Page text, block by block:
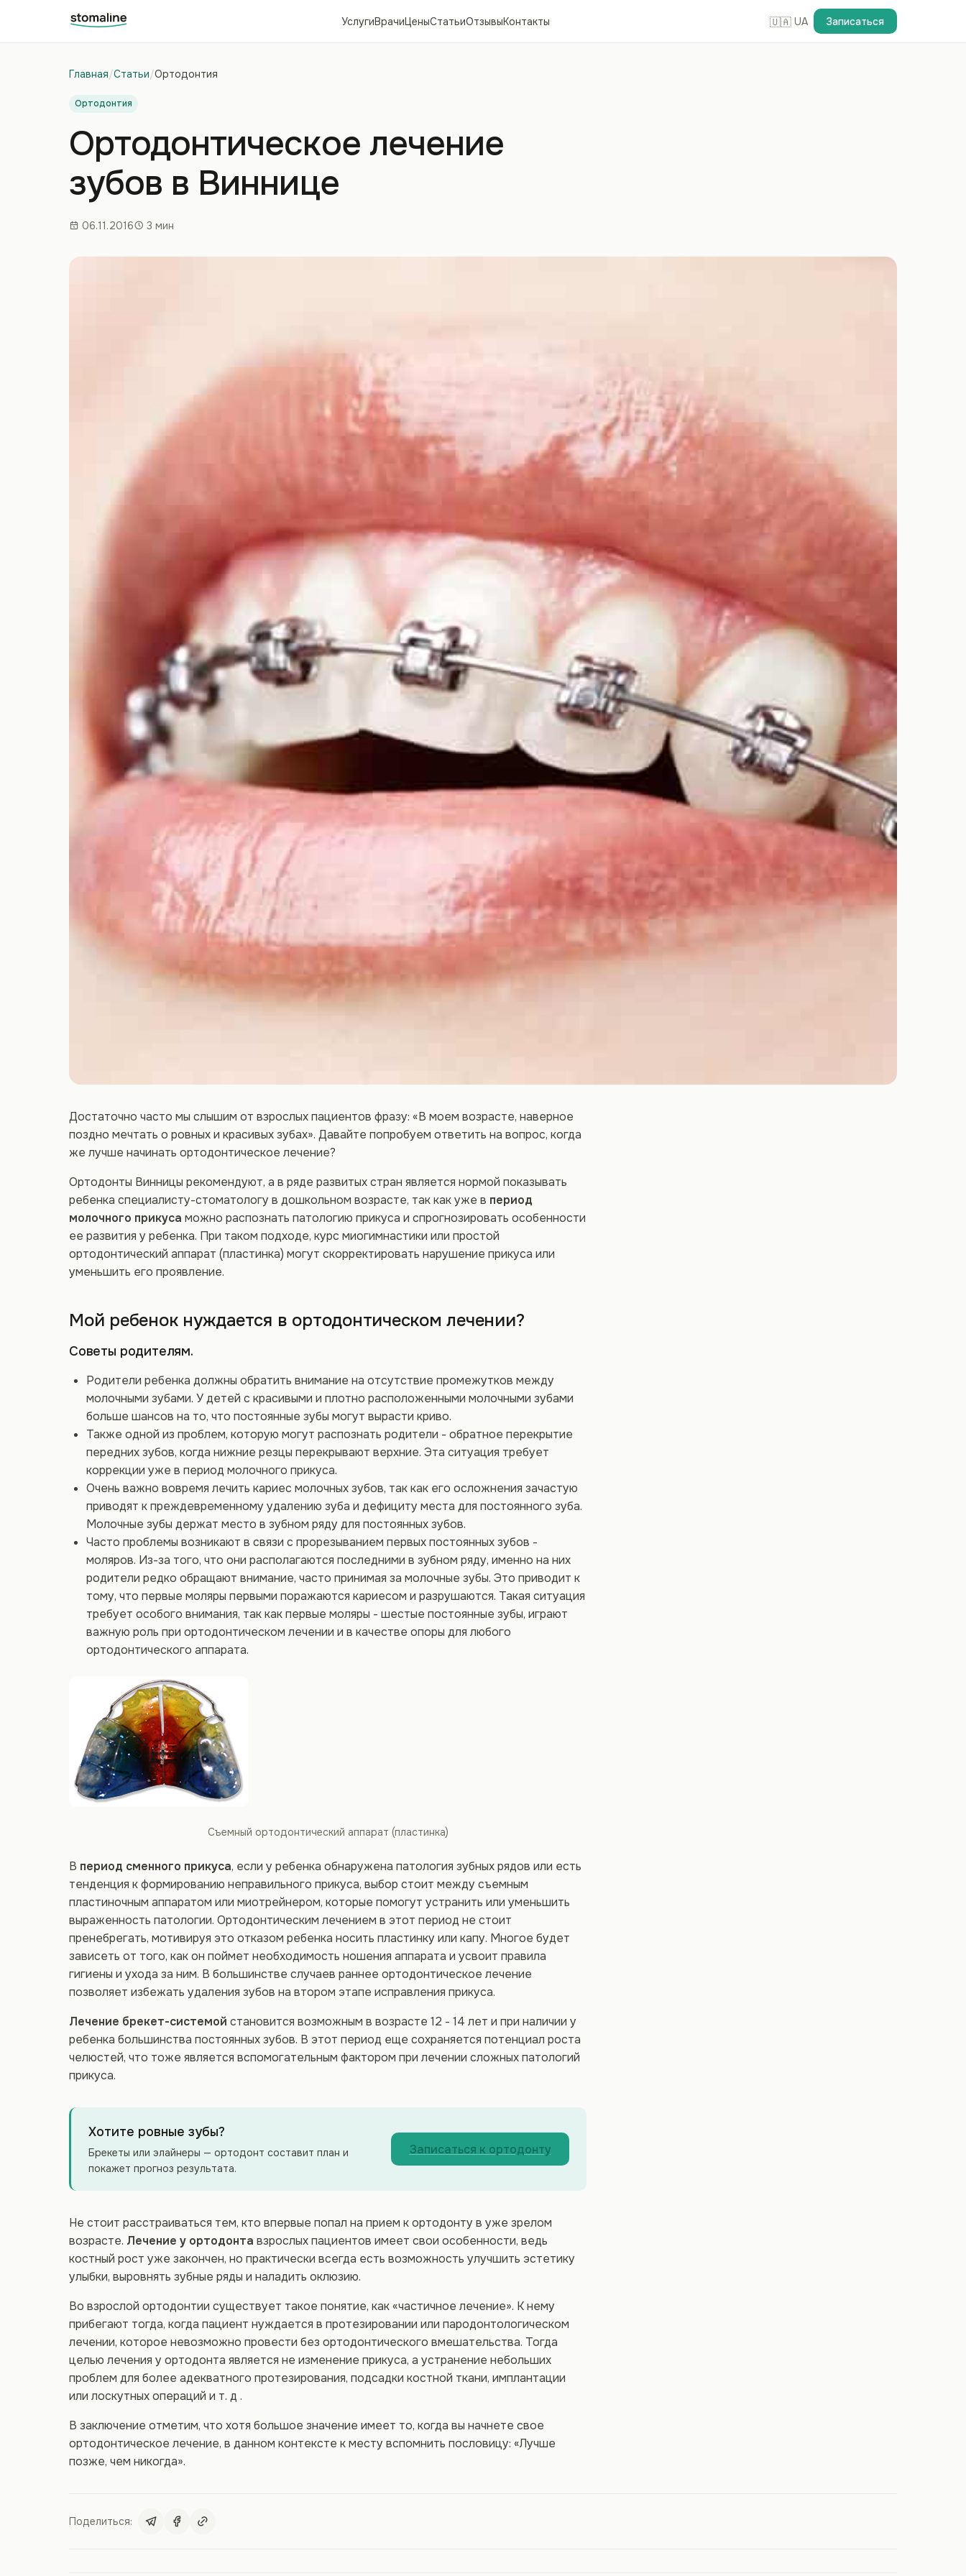
УслугиВрачиЦеныСтатьиОтзывыКонтакты 🇺🇦UA Записаться
Главная/Статьи/Ортодонтия
Ортодонтия
Ортодонтическое лечение
зубов в Виннице
06.11.2016 3 мин
Достаточно часто мы слышим от взрослых пациентов фразу: «В моем возрасте, наверное
поздно мечтать о ровных и красивых зубах». Давайте попробуем ответить на вопрос, когда
же лучше начинать ортодонтическое лечение?
Ортодонты Винницы рекомендуют, а в ряде развитых стран является нормой показывать
ребенка специалисту-стоматологу в дошкольном возрасте, так как уже в период
молочного прикуса можно распознать патологию прикуса и спрогнозировать особенности
ее развития у ребенка. При таком подходе, курс миогимнастики или простой
ортодонтический аппарат (пластинка) могут скорректировать нарушение прикуса или
уменьшить его проявление.
Мой ребенок нуждается в ортодонтическом лечении?
Советы родителям.
Родители ребенка должны обратить внимание на отсутствие промежутков между
молочными зубами. У детей с красивыми и плотно расположенными молочными зубами
больше шансов на то, что постоянные зубы могут вырасти криво.
Также одной из проблем, которую могут распознать родители - обратное перекрытие
передних зубов, когда нижние резцы перекрывают верхние. Эта ситуация требует
коррекции уже в период молочного прикуса.
Очень важно вовремя лечить кариес молочных зубов, так как его осложнения зачастую
приводят к преждевременному удалению зуба и дефициту места для постоянного зуба.
Молочные зубы держат место в зубном ряду для постоянных зубов.
Часто проблемы возникают в связи с прорезыванием первых постоянных зубов -
моляров. Из-за того, что они располагаются последними в зубном ряду, именно на них
родители редко обращают внимание, часто принимая за молочные зубы. Это приводит к
тому, что первые моляры первыми поражаются кариесом и разрушаются. Такая ситуация
требует особого внимания, так как первые моляры - шестые постоянные зубы, играют
важную роль при ортодонтическом лечении и в качестве опоры для любого
ортодонтического аппарата.
Съемный ортодонтический аппарат (пластинка)
В период сменного прикуса, если у ребенка обнаружена патология зубных рядов или есть
тенденция к формированию неправильного прикуса, выбор стоит между съемным
пластиночным аппаратом или миотрейнером, которые помогут устранить или уменьшить
выраженность патологии. Ортодонтическим лечением в этот период не стоит
пренебрегать, мотивируя это отказом ребенка носить пластинку или капу. Многое будет
зависеть от того, как он поймет необходимость ношения аппарата и усвоит правила
гигиены и ухода за ним. В большинстве случаев раннее ортодонтическое лечение
позволяет избежать удаления зубов на втором этапе исправления прикуса.
Лечение брекет-системой становится возможным в возрасте 12 - 14 лет и при наличии у
ребенка большинства постоянных зубов. В этот период еще сохраняется потенциал роста
челюстей, что тоже является вспомогательным фактором при лечении сложных патологий
прикуса.
Хотите ровные зубы?
Брекеты или элайнеры — ортодонт составит план и
покажет прогноз результата.
Записаться к ортодонту
Не стоит расстраиваться тем, кто впервые попал на прием к ортодонту в уже зрелом
возрасте. Лечение у ортодонта взрослых пациентов имеет свои особенности, ведь
костный рост уже закончен, но практически всегда есть возможность улучшить эстетику
улыбки, выровнять зубные ряды и наладить оклюзию.
Во взрослой ортодонтии существует такое понятие, как «частичное лечение». К нему
прибегают тогда, когда пациент нуждается в протезировании или пародонтологическом
лечении, которое невозможно провести без ортодонтического вмешательства. Тогда
целью лечения у ортодонта является не изменение прикуса, а устранение небольших
проблем для более адекватного протезирования, подсадки костной ткани, имплантации
или лоскутных операций и т. д .
В заключение отметим, что хотя большое значение имеет то, когда вы начнете свое
ортодонтическое лечение, в данном контексте к месту вспомнить пословицу: «Лучше
позже, чем никогда».
Поделиться: